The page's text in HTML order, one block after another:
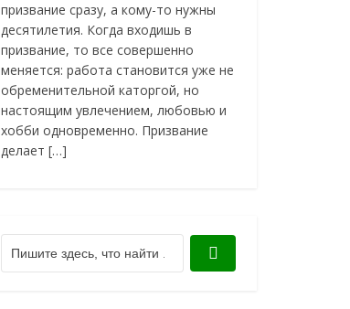
призвание сразу, а кому-то нужны
десятилетия. Когда входишь в
призвание, то все совершенно
меняется: работа становится уже не
обременительной каторгой, но
настоящим увлечением, любовью и
хобби одновременно. Призвание
делает […]